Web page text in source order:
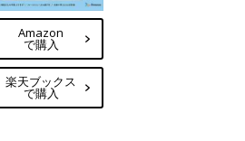
Amazon
で購入
楽天ブックス
で購入